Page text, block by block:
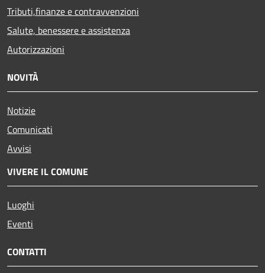
Tributi,finanze e contravvenzioni
Salute, benessere e assistenza
Autorizzazioni
NOVITÀ
Notizie
Comunicati
Avvisi
VIVERE IL COMUNE
Luoghi
Eventi
CONTATTI